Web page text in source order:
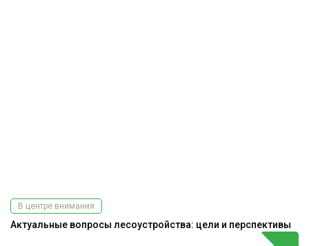
В центре внимания
Актуальные вопросы лесоустройства: цели и перспективы